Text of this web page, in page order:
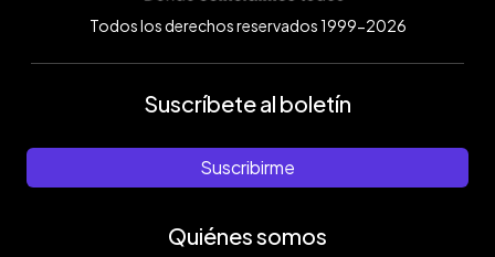
Todos los derechos reservados 1999-2026
Suscríbete al boletín
Suscribirme
Quiénes somos